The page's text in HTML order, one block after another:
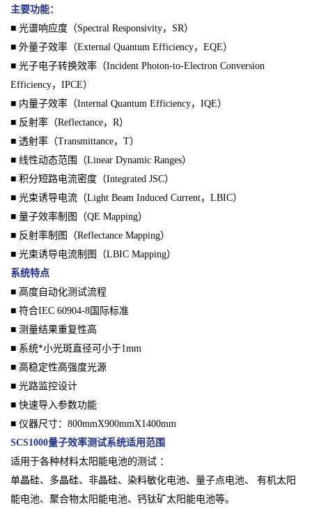
主要功能：
■ 光谱响应度（Spectral Responsivity，SR）
■ 外量子效率（External Quantum Efficiency，EQE）
■ 光子电子转换效率（Incident Photon-to-Electron Conversion
Efficiency，IPCE）
■ 内量子效率（Internal Quantum Efficiency，IQE）
■ 反射率（Reflectance，R）
■ 透射率（Transmittance，T）
■ 线性动态范围（Linear Dynamic Ranges）
■ 积分短路电流密度（Integrated JSC）
■ 光束诱导电流（Light Beam Induced Current，LBIC）
■ 量子效率制图（QE Mapping）
■ 反射率制图（Reflectance Mapping）
■ 光束诱导电流制图（LBIC Mapping）
系统特点
■ 高度自动化测试流程
■ 符合IEC 60904-8国际标准
■ 测量结果重复性高
■ 系统*小光斑直径可小于1mm
■ 高稳定性高强度光源
■ 光路监控设计
■ 快速导入参数功能
■ 仪器尺寸：800mmX900mmX1400mm
SCS1000量子效率测试系统适用范围
适用于各种材料太阳能电池的测试 ：
单晶硅、多晶硅、非晶硅、染料敏化电池、量子点电池、 有机太阳
能电池、聚合物太阳能电池、钙钛矿太阳能电池等。